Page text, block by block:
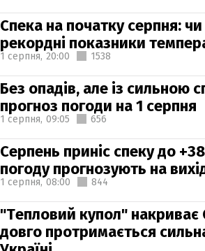
Спека на початку серпня:
рекордні показники
1 серпня, 20:00 1538
Без опадів, але із сильною
прогноз погоди на 1 серпня
1 серпня, 09:05 656
Серпень приніс спеку до
погоду прогнозують на
1 серпня, 08:00 844
"Тепловий купол" накриває
довго протримається